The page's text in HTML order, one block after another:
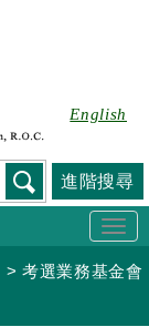
English
進階搜尋
>考選業務基金會